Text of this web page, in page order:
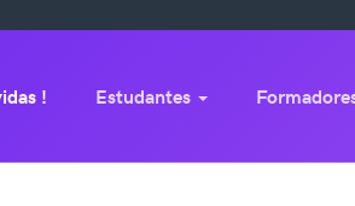
! Estudantes